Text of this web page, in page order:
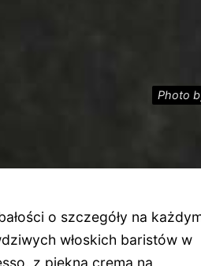
Photo
o szczegóły na
włoskich baristów w
z piękną cremą na